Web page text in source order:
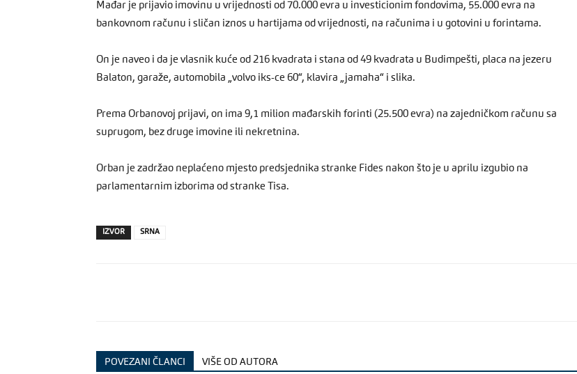
Mađar je prijavio imovinu u vrijednosti od 70.000 evra u investicionim fondovima, 55.000 evra na
bankovnom računu i sličan iznos u hartijama od vrijednosti, na računima i u gotovini u forintama.
On je naveo i da je vlasnik kuće od 216 kvadrata i stana od 49 kvadrata u Budimpešti, placa na jezeru
Balaton, garaže, automobila „volvo iks-ce 60“, klavira „jamaha“ i slika.
Prema Orbanovoj prijavi, on ima 9,1 milion mađarskih forinti (25.500 evra) na zajedničkom računu sa
suprugom, bez druge imovine ili nekretnina.
Orban je zadržao neplaćeno mjesto predsjednika stranke Fides nakon što je u aprilu izgubio na
parlamentarnim izborima od stranke Tisa.
IZVOR SRNA
POVEZANI ČLANCI VIŠE OD AUTORA